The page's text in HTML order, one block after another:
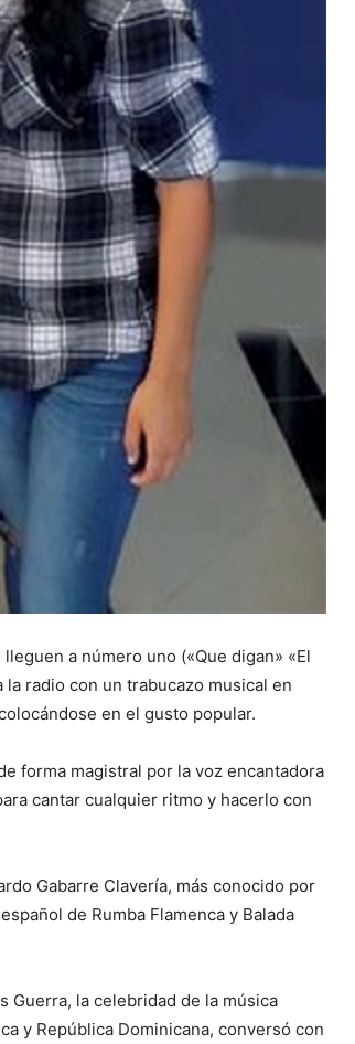
a número uno («Que digan» «El
radio con un trabucazo musical en
en el gusto popular.
forma magistral por la voz encantadora
cantar cualquier ritmo y hacerlo con
Gabarre Clavería, más conocido por
de Rumba Flamenca y Balada
Guerra, la celebridad de la música
y República Dominicana, conversó con